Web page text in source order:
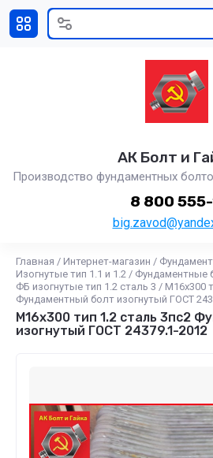
АК Болт и
Производство фундаментных
8 800
Главная / Интернет-магазин /
Изогнутые тип 1.1 и 1.2 / Фундаментные
ФБ изогнутые тип 1.2 сталь 3 / М16x300
Фундаментный болт изогнутый ГОСТ
М16x300 тип 1.2 сталь 3пс2
изогнутый ГОСТ 24379.1-2012